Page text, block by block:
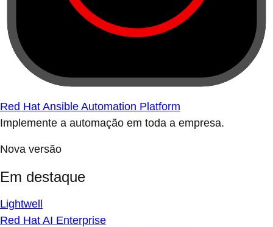
Red Hat Ansible Automation Platform
Implemente a automação em toda a empresa.
Nova versão
Em destaque
Lightwell
Red Hat AI Enterprise